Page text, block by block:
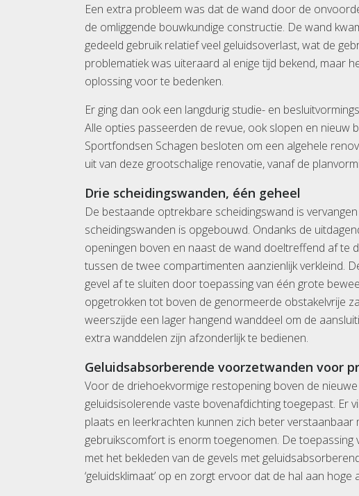
Een extra probleem was dat de wand door de
de omliggende bouwkundige constructie. De wand
gedeeld gebruik relatief veel geluidsoverlast, wat de
problematiek was uiteraard al enige tijd bekend, maar
oplossing voor te bedenken.
Er ging dan ook een langdurig studie- en
Alle opties passeerden de revue, ook slopen en nieuw
Sportfondsen Schagen besloten om een algehele
uit van deze grootschalige renovatie, vanaf de
Drie scheidingswanden, één geheel
De bestaande optrekbare scheidingswand is
scheidingswanden is opgebouwd. Ondanks de
openingen boven en naast de wand doeltreffend af te
tussen de twee compartimenten aanzienlijk verkleind.
gevel af te sluiten door toepassing van één grote
opgetrokken tot boven de genormeerde obstakelvrije
weerszijde een lager hangend wanddeel om de
extra wanddelen zijn afzonderlijk te bedienen.
Geluidsabsorberende voorzetwanden voor
Voor de driehoekvormige restopening boven de
geluidsisolerende vaste bovenafdichting toegepast. Er
plaats en leerkrachten kunnen zich beter verstaanbaar
gebruikscomfort is enorm toegenomen. De toepassing
met het bekleden van de gevels met
‘geluidsklimaat’ op en zorgt ervoor dat de hal aan